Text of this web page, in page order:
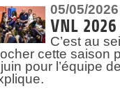
05/05/2026
VNL
C’est au
cette saison
pour l’équipe